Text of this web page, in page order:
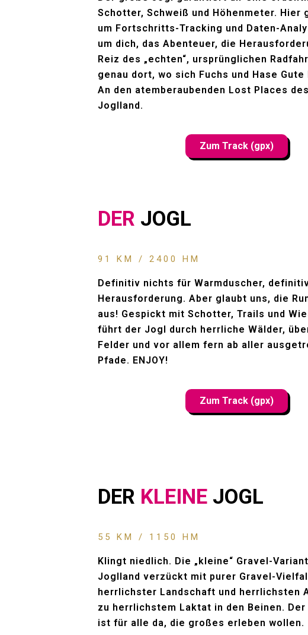
Schotter, Schweiß und Höhenmeter. Hier
um Fortschritts-Tracking und Daten-
um dich, das Abenteuer, die
Reiz des „echten“, ursprünglichen
genau dort, wo sich Fuchs und Hase Gute
An den atemberaubenden Lost Places
Joglland.
Zum Track (gpx)
DER JOGL
91 KM / 2400 HM
Definitiv nichts für Warmduscher,
Herausforderung. Aber glaubt uns, die
aus! Gespickt mit Schotter, Trails und
führt der Jogl durch herrliche Wälder,
Felder und vor allem fern ab aller
Pfade. ENJOY!
Zum Track (gpx)
DER KLEINE JOGL
55 KM / 1150 HM
Klingt niedlich. Die „kleine“ Gravel-
Joglland verzückt mit purer Gravel-
herrlichster Landschaft und herrlichsten
zu herrlichstem Laktat in den Beinen.
ist für alle da, die großes erleben wollen.